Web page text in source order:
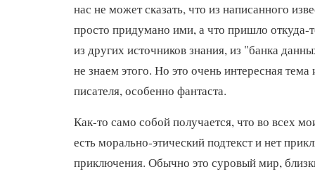
нас не может сказать, что из написанного
просто придумано ими, а что пришло откуда-
из других источников знания, из "банка
не знаем этого. Но это очень интересная
писателя, особенно фантаста.
Как-то само собой получается, что во всех
есть морально-этический подтекст и нет
приключения. Обычно это суровый мир,